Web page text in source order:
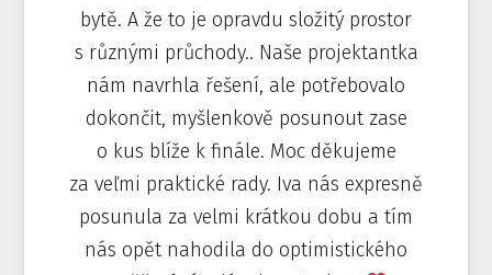
bytě. A že to je opravdu složitý prostor
s různými průchody.. Naše projektantka
nám navrhla řešení, ale potřebovalo
dokončit, myšlenkově posunout zase
o kus blíže k finále. Moc děkujeme
za veľmi praktické rady. Iva nás expresně
posunula za velmi krátkou dobu a tím
nás opět nahodila do optimistického